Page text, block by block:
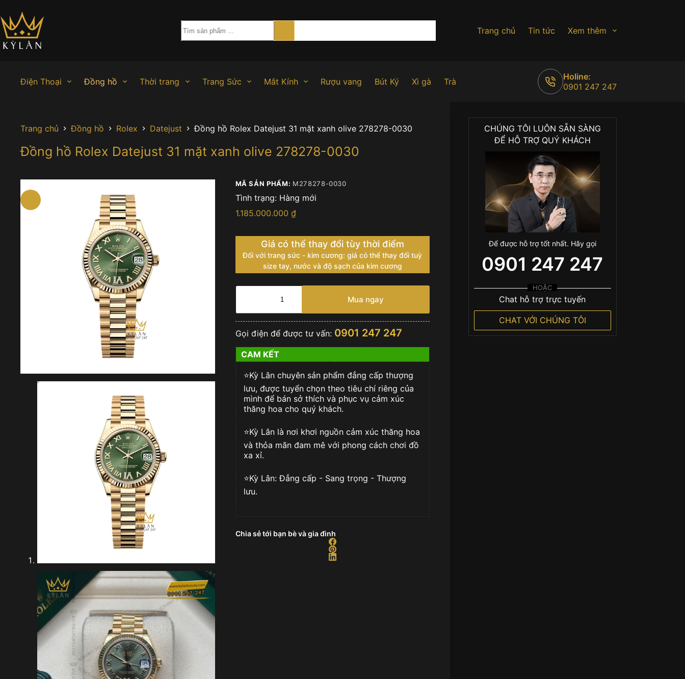
đến
phần
nội
dung
Trang chủ Tin tức Xem thêm
Điện Thoại Đồng hồ Thời trang Trang Sức Mắt Kính Rượu vang Bút Ký Xì gà Trà
Holine:
0901 247 247
Trang chủ Đồng hồ Rolex Datejust Đồng hồ Rolex Datejust 31 mặt xanh olive 278278-0030
Đồng hồ Rolex Datejust 31 mặt xanh olive 278278-0030
MÃ SẢN PHẨM: M278278-0030
Tình trạng: Hàng mới
1.185.000.000 ₫
Giá có thể thay đổi tùy thời điểm
Đối với trang sức - kim cương: giá có thể thay đổi tuỳ
size tay, nước và độ sạch của kim cương
Đồng
31
mặt
xanh
olive
0030
lượng
Mua ngay
Gọi điện để được tư vấn: 0901 247 247
CAM KẾT
⭐️Kỳ Lân chuyên sản phẩm đẳng cấp thượng
lưu, được tuyển chọn theo tiêu chí riêng của
mình để bán sở thích và phục vụ cảm xúc
thăng hoa cho quý khách.
⭐️Kỳ Lân là nơi khơi nguồn cảm xúc thăng hoa
và thỏa mãn đam mê với phong cách chơi đồ
xa xỉ.
⭐️Kỳ Lân: Đẳng cấp - Sang trọng - Thượng
lưu.
Chia sẻ tới bạn bè và gia đình
CHÚNG TÔI LUÔN SẴN SÀNG
ĐỂ HỖ TRỢ QUÝ KHÁCH
Để được hỗ trợ tốt nhất. Hãy gọi
0901 247 247
HOẶC
Chat hỗ trợ trực tuyến
CHAT VỚI CHÚNG TÔI